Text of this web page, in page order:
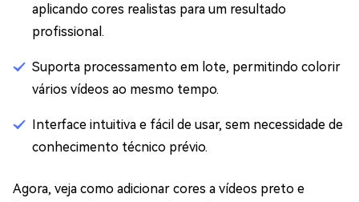
aplicando cores realistas para um resultado
profissional.
Suporta processamento em lote, permitindo colorir
vários vídeos ao mesmo tempo.
Interface intuitiva e fácil de usar, sem necessidade de
conhecimento técnico prévio.
Agora, veja como adicionar cores a vídeos preto e